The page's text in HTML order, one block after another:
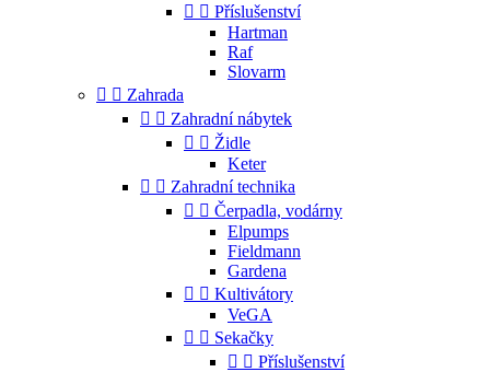
  Příslušenství
Hartman
Raf
Slovarm
  Zahrada
  Zahradní nábytek
  Židle
Keter
  Zahradní technika
  Čerpadla, vodárny
Elpumps
Fieldmann
Gardena
  Kultivátory
VeGA
  Sekačky
  Příslušenství